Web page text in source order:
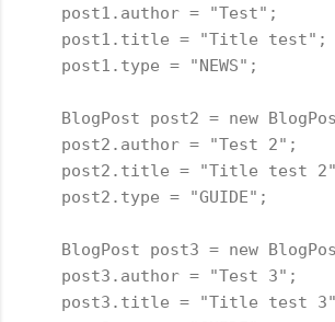
post1.author = "Test";
post1.title = "Title test";
post1.type = "NEWS";
BlogPost post2 = new
post2.author = "Test 2";
post2.title = "Title test
post2.type = "GUIDE";
BlogPost post3 = new
post3.author = "Test 3";
post3.title = "Title test